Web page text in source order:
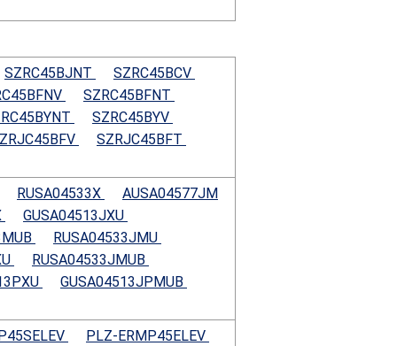
SZRC45BJNT
SZRC45BCV
SZRC45BFNT
SZRC45BYV
SZRJC45BFT
RUSA04533X
AUSA04577JM
GUSA04513JXU
RUSA04533JMU
RUSA04533JMUB
GUSA04513JPMUB
PLZ-ERMP45ELEV